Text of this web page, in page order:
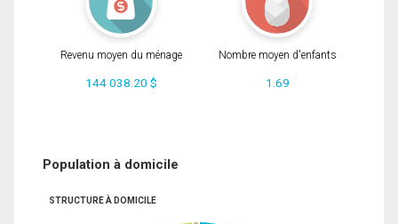
Revenu moyen du ménage
144 038.20 $
Nombre moyen d'enfants
1.69
Population à domicile
STRUCTURE À DOMICILE